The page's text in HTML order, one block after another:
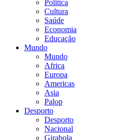
Politica
Cultura
Saúde
Economia
Educação
Mundo
Mundo
Africa
Europa
Americas
Asia
Palop
Desporto
Desporto
Nacional
Girabola